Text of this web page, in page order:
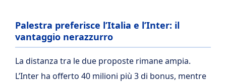
Palestra preferisce l’Italia e l’Inter: il
vantaggio nerazzurro
La distanza tra le due proposte rimane ampia.
L’Inter ha offerto 40 milioni più 3 di bonus, mentre